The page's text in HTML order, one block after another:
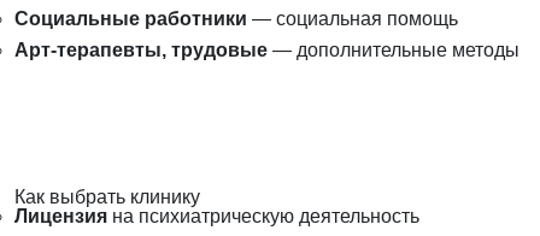
Социальные работники — социальная помощь
Арт-терапевты, трудовые — дополнительные методы
Как выбрать клинику
Лицензия на психиатрическую деятельность